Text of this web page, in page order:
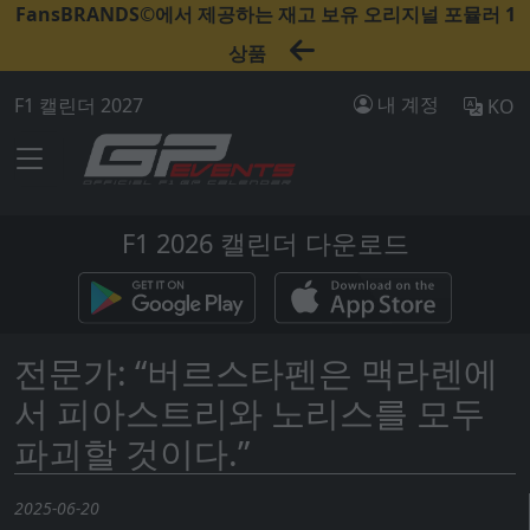
FansBRANDS©에서 제공하는 재고 보유 오리지널 포뮬러 1
상품
F1 캘린더 2027 내 계정 KO
F1 2026 캘린더 다운로드
전문가: “버르스타펜은 맥라렌에
서 피아스트리와 노리스를 모두
파괴할 것이다.”
2025-06-20